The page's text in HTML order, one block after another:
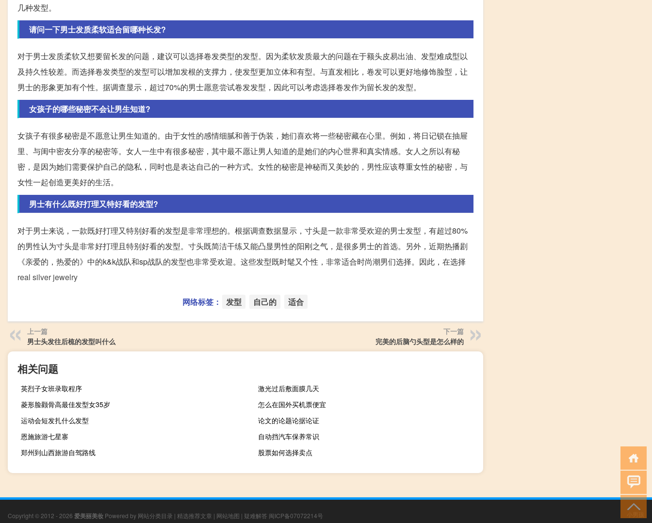
几种发型。
请问一下男士发质柔软适合留哪种长发?
对于男士发质柔软又想要留长发的问题，建议可以选择卷发类型的发型。因为柔软发质最大的问题在于额头皮易出油、发型难成型以
及持久性较差。而选择卷发类型的发型可以增加发根的支撑力，使发型更加立体和有型。与直发相比，卷发可以更好地修饰脸型，让
男士的形象更加有个性。据调查显示，超过70%的男士愿意尝试卷发发型，因此可以考虑选择卷发作为留长发的发型。
女孩子的哪些秘密不会让男生知道?
女孩子有很多秘密是不愿意让男生知道的。由于女性的感情细腻和善于伪装，她们喜欢将一些秘密藏在心里。例如，将日记锁在抽屉
里、与闺中密友分享的秘密等。女人一生中有很多秘密，其中最不愿让男人知道的是她们的内心世界和真实情感。女人之所以有秘
密，是因为她们需要保护自己的隐私，同时也是表达自己的一种方式。女性的秘密是神秘而又美妙的，男性应该尊重女性的秘密，与
女性一起创造更美好的生活。
男士有什么既好打理又特好看的发型?
对于男士来说，一款既好打理又特别好看的发型是非常理想的。根据调查数据显示，寸头是一款非常受欢迎的男士发型，有超过80%
的男性认为寸头是非常好打理且特别好看的发型。寸头既简洁干练又能凸显男性的阳刚之气，是很多男士的首选。另外，近期热播剧
《亲爱的，热爱的》中的k&k战队和sp战队的发型也非常受欢迎。这些发型既时髦又个性，非常适合时尚潮男们选择。因此，在选择
real silver jewelry
网络标签： 发型 自己的 适合
上一篇
男士头发往后梳的发型叫什么
下一篇
完美的后脑勺头型是怎么样的
相关问题
英烈子女班录取程序
激光过后敷面膜几天
菱形脸颧骨高最佳发型女35岁
怎么在国外买机票便宜
运动会短发扎什么发型
论文的论题论据论证
恩施旅游七星寨
自动挡汽车保养常识
郑州到山西旅游自驾路线
股票如何选择卖点
Copyright © 2012 - 2026 爱美丽美妆 Powered by 网站分类目录 | 精选推荐文章 | 网站地图 | 疑难解答 闽ICP备07072214号